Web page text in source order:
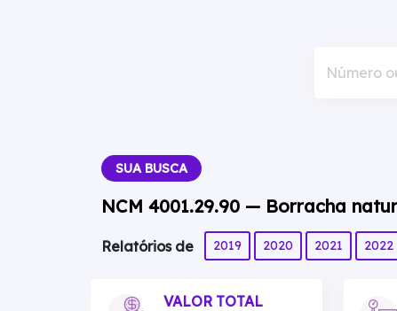
Número
SUA BUSCA
NCM 4001.29.90 — Borracha
Relatórios de 2019 2020 2021 2022
VALOR TOTAL